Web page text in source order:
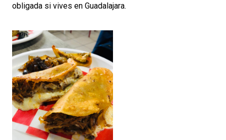
obligada si vives en Guadalajara.